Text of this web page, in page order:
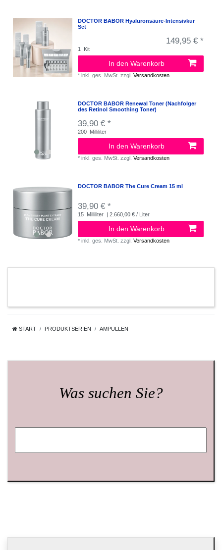
DOCTOR BABOR Hyaluronsäure-Intensivkur
Set
149,95 € *
1 Kit
In den Warenkorb
*inkl. ges. MwSt. zzgl.Versandkosten
DOCTOR BABOR Renewal Toner (Nachfolger
des Retinol Smoothing Toner)
39,90 € *
200 Milliliter
In den Warenkorb
*inkl. ges. MwSt. zzgl.Versandkosten
DOCTOR BABOR The Cure Cream 15 ml
39,90 € *
15 Milliliter | 2.660,00 € / Liter
In den Warenkorb
*inkl. ges. MwSt. zzgl.Versandkosten
START PRODUKTSERIEN AMPULLEN
Was suchen Sie?